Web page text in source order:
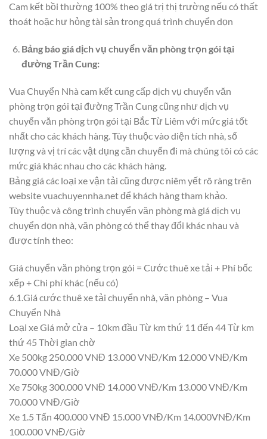
Cam kết bồi thường 100% theo giá trị thị trường nếu có thất
thoát hoặc hư hỏng tài sản trong quá trình chuyển dọn
Bảng báo giá dịch vụ chuyển văn phòng trọn gói tại
đường Trần Cung:
Vua Chuyển Nhà cam kết cung cấp dịch vụ chuyển văn
phòng trọn gói tại đường Trần Cung cũng như dịch vụ
chuyển văn phòng trọn gói tại Bắc Từ Liêm với mức giá tốt
nhất cho các khách hàng. Tùy thuộc vào diện tích nhà, số
lượng và vị trí các vật dụng cần chuyển đi mà chúng tôi có các
mức giá khác nhau cho các khách hàng.
Bảng giá các loại xe vận tải cũng được niêm yết rõ ràng trên
website vuachuyennha.net để khách hàng tham khảo.
Tùy thuộc và công trình chuyển văn phòng mà giá dịch vụ
chuyển dọn nhà, văn phòng có thể thay đổi khác nhau và
được tính theo:
Giá chuyển văn phòng trọn gói = Cước thuê xe tải + Phí bốc
xếp + Chi phí khác (nếu có)
6.1.Giá cước thuê xe tải chuyển nhà, văn phòng – Vua
Chuyển Nhà
Loại xe Giá mở cửa – 10km đầu Từ km thứ 11 đến 44 Từ km
thứ 45 Thời gian chờ
Xe 500kg 250.000 VNĐ 13.000 VNĐ/Km 12.000 VNĐ/Km
70.000 VNĐ/Giờ
Xe 750kg 300.000 VNĐ 14.000 VNĐ/Km 13.000 VNĐ/Km
70.000 VNĐ/Giờ
Xe 1.5 Tấn 400.000 VNĐ 15.000 VNĐ/Km 14.000VNĐ/Km
100.000 VNĐ/Giờ